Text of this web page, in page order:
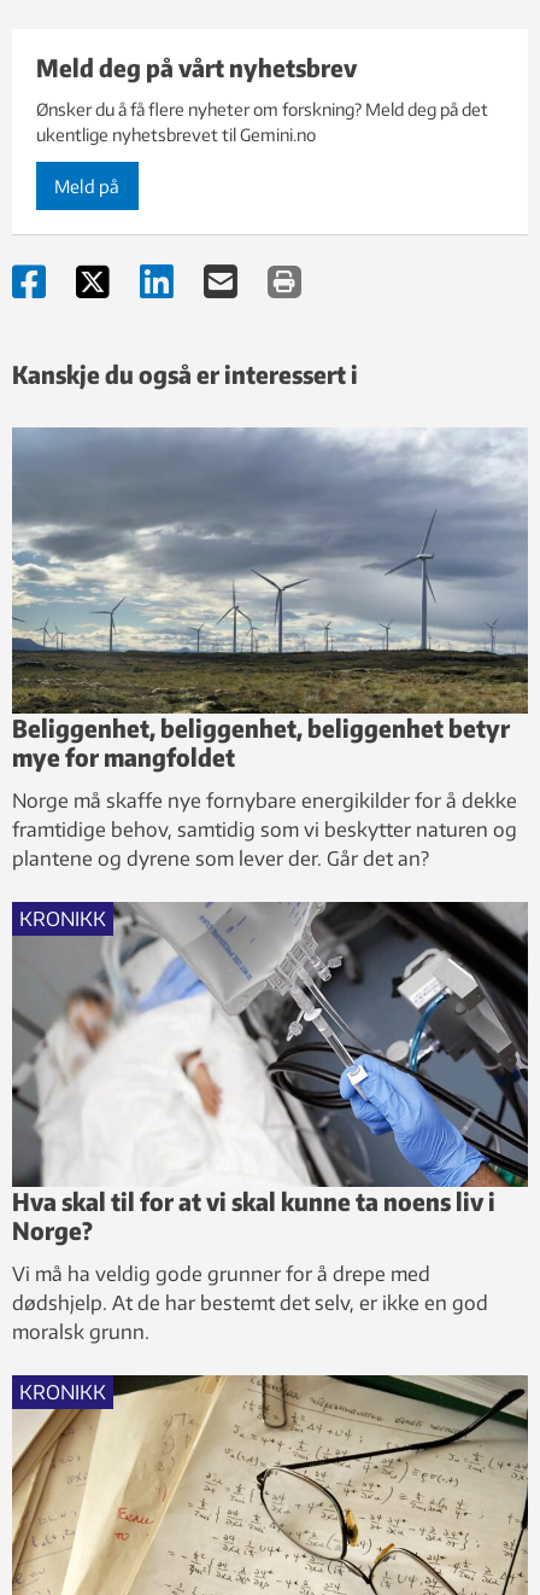
NTNU, samt SINTEF og andre eksterne
forskningsenheter.
prototyputvikling.
Meld deg på vårt nyhetsbrev
Ønsker du å få flere nyheter om forskning? Meld deg på det
ukentlige nyhetsbrevet til Gemini.no
Meld på
Kanskje du også er interessert i
Beliggenhet, beliggenhet, beliggenhet betyr
mye for mangfoldet
Norge må skaffe nye fornybare energikilder for å dekke
framtidige behov, samtidig som vi beskytter naturen og
plantene og dyrene som lever der. Går det an?
KRONIKK
Hva skal til for at vi skal kunne ta noens liv i
Norge?
Vi må ha veldig gode grunner for å drepe med
dødshjelp. At de har bestemt det selv, er ikke en god
moralsk grunn.
KRONIKK